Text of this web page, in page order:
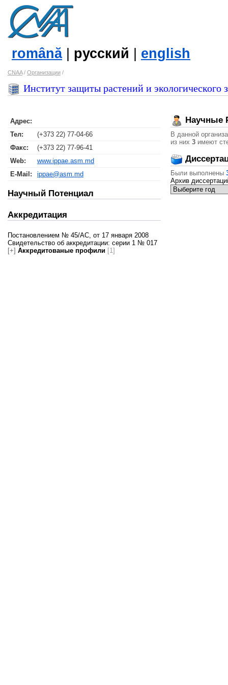
română| русский english
CNAA/ Организации /
Институт защиты растений и
Адрес:
Тел:
(+373 22) 77-04-66
Факс:
(+373 22) 77-96-41
Web:
www.ippae.asm.md
E-Mail:
ippae@asm.md
Научный Потенциал
Аккредитация
Постановлением № 45/AC, от 17 января 2008
Свидетельство об аккредитации: серии 1 № 017
[+] Аккредитованые профили [1]
Научные
В данной
из них 3имеют
Были выполнены
Архив